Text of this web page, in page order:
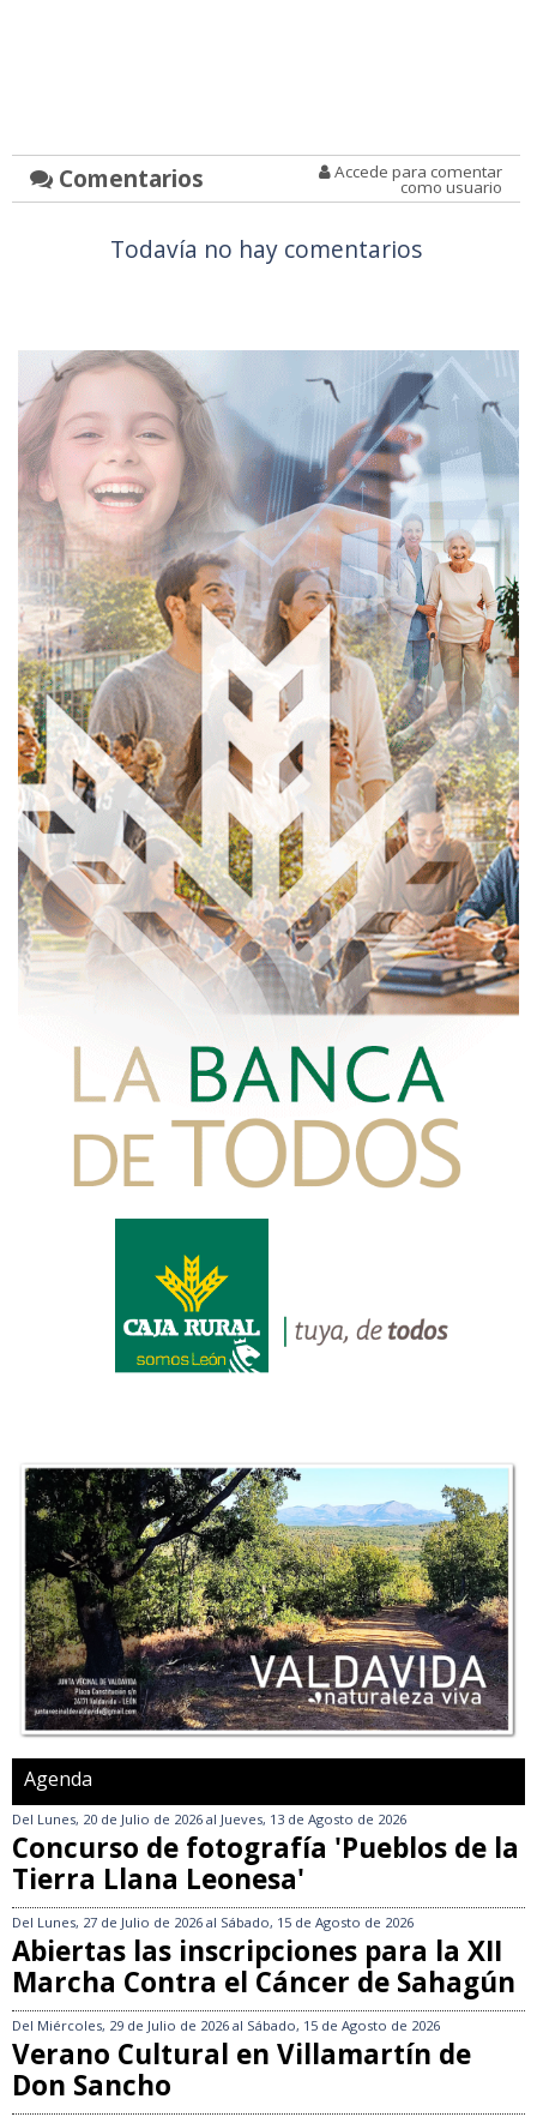
Comentarios Accede para comentar
como usuario
Todavía no hay comentarios
Agenda
Del Lunes, 20 de Julio de 2026 al Jueves, 13 de Agosto de 2026
Concurso de fotografía 'Pueblos de la
Tierra Llana Leonesa'
Del Lunes, 27 de Julio de 2026 al Sábado, 15 de Agosto de 2026
Abiertas las inscripciones para la XII
Marcha Contra el Cáncer de Sahagún
Del Miércoles, 29 de Julio de 2026 al Sábado, 15 de Agosto de 2026
Verano Cultural en Villamartín de
Don Sancho